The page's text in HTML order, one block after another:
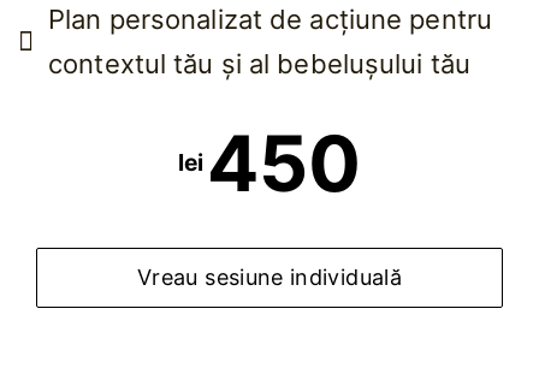
Plan personalizat de acțiune pentru
contextul tău și al bebelușului tău
lei 450
Vreau sesiune individuală